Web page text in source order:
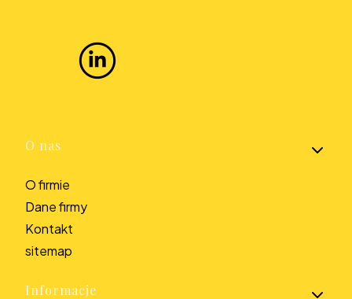
Linki w stopce
O nas
O firmie
Dane firmy
Kontakt
sitemap
Informacje